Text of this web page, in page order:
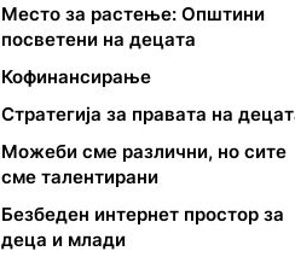
Место за растење: Општини
посветени на децата
Кофинансирање
Стратегија за правата на
Можеби сме различни, но сите
сме талентирани
Безбеден интернет простор за
деца и млади